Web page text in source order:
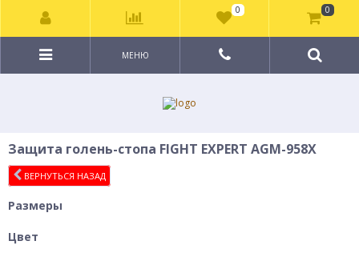
МЕНЮ
Защита голень-стопа FIGHT EXPERT AGM-958X
ВЕРНУТЬСЯ НАЗАД
Размеры
Цвет
0 0